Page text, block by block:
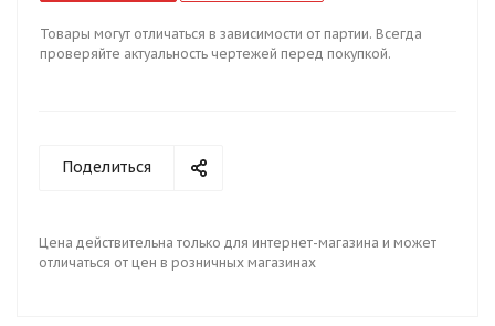
Товары могут отличаться в зависимости от партии. Всегда
проверяйте актуальность чертежей перед покупкой.
Поделиться
Цена действительна только для интернет-магазина и может
отличаться от цен в розничных магазинах